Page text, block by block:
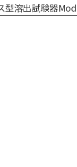
溶出試験器